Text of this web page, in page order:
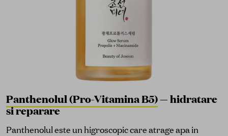
Panthenolul (Pro-Vitamina B5)— hidratare
si reparare
Panthenolul este un higroscopic care atrage apa in